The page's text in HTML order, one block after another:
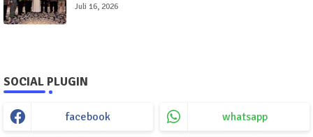
Juli 16, 2026
SOCIAL PLUGIN
facebook whatsapp